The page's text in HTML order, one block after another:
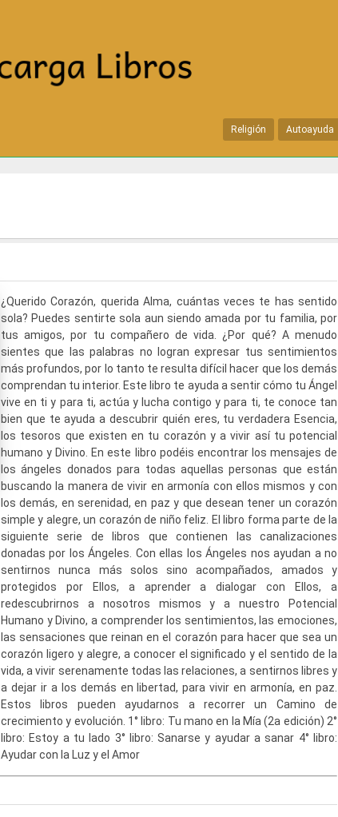
Religión Autoayuda
¿Querido Corazón, querida Alma, cuántas veces te has sentido
sola? Puedes sentirte sola aun siendo amada por tu familia, por
tus amigos, por tu compañero de vida. ¿Por qué? A menudo
sientes que las palabras no logran expresar tus sentimientos
más profundos, por lo tanto te resulta difícil hacer que los demás
comprendan tu interior. Este libro te ayuda a sentir cómo tu Ángel
vive en ti y para ti, actúa y lucha contigo y para ti, te conoce tan
bien que te ayuda a descubrir quién eres, tu verdadera Esencia,
los tesoros que existen en tu corazón y a vivir así tu potencial
humano y Divino. En este libro podéis encontrar los mensajes de
los ángeles donados para todas aquellas personas que están
buscando la manera de vivir en armonía con ellos mismos y con
los demás, en serenidad, en paz y que desean tener un corazón
simple y alegre, un corazón de niño feliz. El libro forma parte de la
siguiente serie de libros que contienen las canalizaciones
donadas por los Ángeles. Con ellas los Ángeles nos ayudan a no
sentirnos nunca más solos sino acompañados, amados y
protegidos por Ellos, a aprender a dialogar con Ellos, a
redescubrirnos a nosotros mismos y a nuestro Potencial
Humano y Divino, a comprender los sentimientos, las emociones,
las sensaciones que reinan en el corazón para hacer que sea un
corazón ligero y alegre, a conocer el significado y el sentido de la
vida, a vivir serenamente todas las relaciones, a sentirnos libres y
a dejar ir a los demás en libertad, para vivir en armonía, en paz.
Estos libros pueden ayudarnos a recorrer un Camino de
crecimiento y evolución. 1° libro: Tu mano en la Mía (2a edición) 2°
libro: Estoy a tu lado 3° libro: Sanarse y ayudar a sanar 4° libro:
Ayudar con la Luz y el Amor